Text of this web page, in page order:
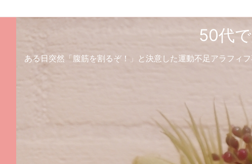
50代
ある日突然「腹筋を割るぞ！」と決意した運動不足アラフィ